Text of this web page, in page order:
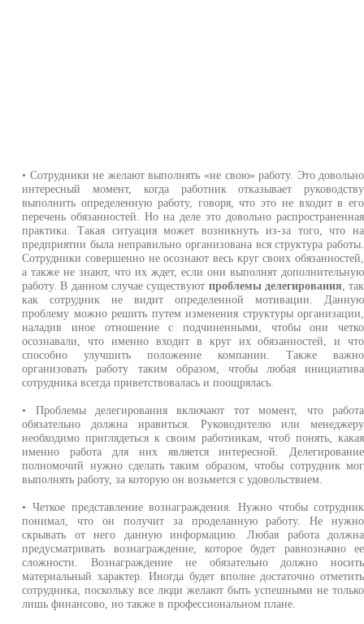
• Сотрудники не желают выполнять «не свою» работу. Это довольно
интересный момент, когда работник отказывает руководству
выполнить определенную работу, говоря, что это не входит в его
перечень обязанностей. Но на деле это довольно распространенная
практика. Такая ситуация может возникнуть из-за того, что на
предприятии была неправильно организована вся структура работы.
Сотрудники совершенно не осознают весь круг своих обязанностей,
а также не знают, что их ждет, если они выполнят дополнительную
работу. В данном случае существуют проблемы делегирования , так
как сотрудник не видит определенной мотивации. Данную
проблему можно решить путем изменения структуры организации,
наладив иное отношение с подчиненными, чтобы они четко
осознавали, что именно входит в круг их обязанностей, и что
способно улучшить положение компании. Также важно
организовать работу таким образом, чтобы любая инициатива
сотрудника всегда приветствовалась и поощрялась.
• Проблемы делегирования включают тот момент, что работа
обязательно должна нравиться. Руководителю или менеджеру
необходимо приглядеться к своим работникам, чтоб понять, какая
именно работа для них является интересной. Делегирование
полномочий нужно сделать таким образом, чтобы сотрудник мог
выполнять работу, за которую он возьмется с удовольствием.
• Четкое представление вознаграждения. Нужно чтобы сотрудник
понимал, что он получит за проделанную работу. Не нужно
скрывать от него данную информацию. Любая работа должна
предусматривать вознаграждение, которое будет равнозначно ее
сложности. Вознаграждение не обязательно должно носить
материальный характер. Иногда будет вполне достаточно отметить
сотрудника, поскольку все люди желают быть успешными не только
лишь финансово, но также в профессиональном плане.